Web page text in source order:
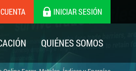
INICIAR SESIÓN
QUIÉNES SOMOS